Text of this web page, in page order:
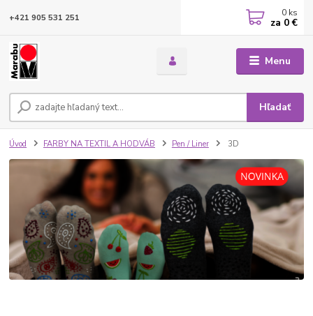
Menu
Hľadať
+421 905 531 251 0 ks
za 0 €
Úvod FARBY NA TEXTIL A HODVÁB Pen / Liner 3D